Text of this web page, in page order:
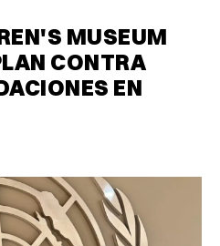
MUSEUM
CONTRA
EN